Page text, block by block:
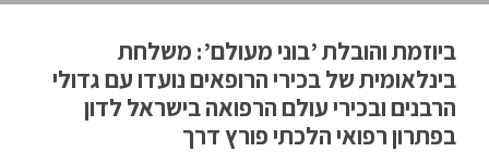
ביוזמת והובלת ’בוני מעולם’: משלחת
בינלאומית של בכירי הרופאים נועדו עם גדולי
הרבנים ובכירי עולם הרפואה בישראל לדון
בפתרון רפואי הלכתי פורץ דרך